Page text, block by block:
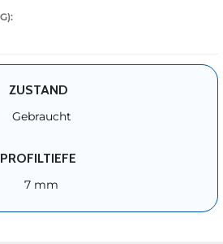
ZUSTAND
Gebraucht
PROFILTIEFE
7 mm